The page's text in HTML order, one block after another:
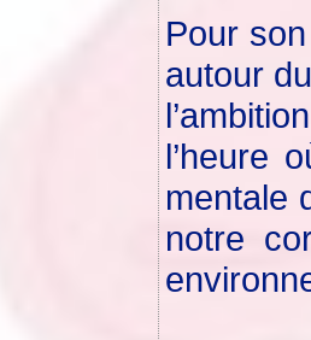
Pour
autour
l’heure
mentale
notre